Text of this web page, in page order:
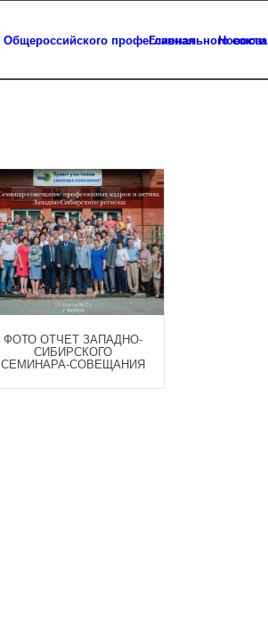
Главная Новости
ФОТО ОТЧЕТ ЗАПАДНО-
СИБИРСКОГО
СЕМИНАРА-СОВЕЩАНИЯ